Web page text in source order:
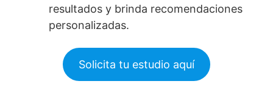
resultados y brinda recomendaciones
personalizadas.
Solicita tu estudio aquí